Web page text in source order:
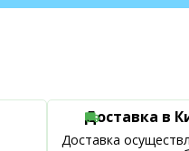
Доставка в
Доставка